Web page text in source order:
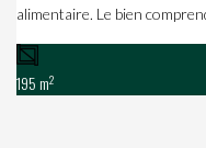
alimentaire. Le bien
195 m2